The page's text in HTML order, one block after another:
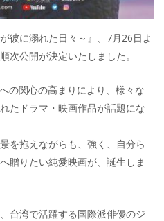
彼に溺れた日々～』、7月26日よ
次公開が決定いたしました。
の関心の高まりにより、様々な
たドラマ・映画作品が話題にな
を抱えながらも、強く、自分ら
贈りたい純愛映画が、誕生しま
台湾で活躍する国際派俳優のジ